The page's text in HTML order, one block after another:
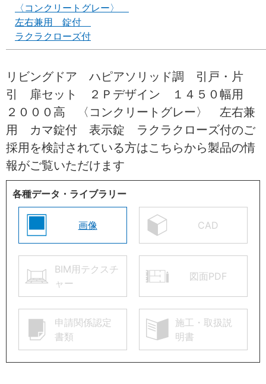
〈コンクリートグレー〉
左右兼用 錠付
ラクラクローズ付
リビングドア ハピアソリッド調 引戸・片
引 扉セット ２Ｐデザイン １４５０幅用
２０００高 〈コンクリートグレー〉 左右兼
用 カマ錠付 表示錠 ラクラクローズ付のご
採用を検討されている方はこちらから製品の情
報がご覧いただけます
各種データ・ライブラリー
画像 CAD
BIM用テクスチ
ャー
図面PDF
申請関係認定
書類
施工・取扱説
明書